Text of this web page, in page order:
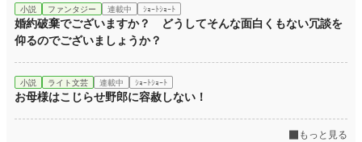
小説 ファンタジー 連載中 ｼｮｰﾄｼｮｰﾄ
婚約破棄でございますか？ どうしてそんな面白くもない冗談を
仰るのでございましょうか？
小説 ライト文芸 連載中 ｼｮｰﾄｼｮｰﾄ
お母様はこじらせ野郎に容赦しない！
もっと見る